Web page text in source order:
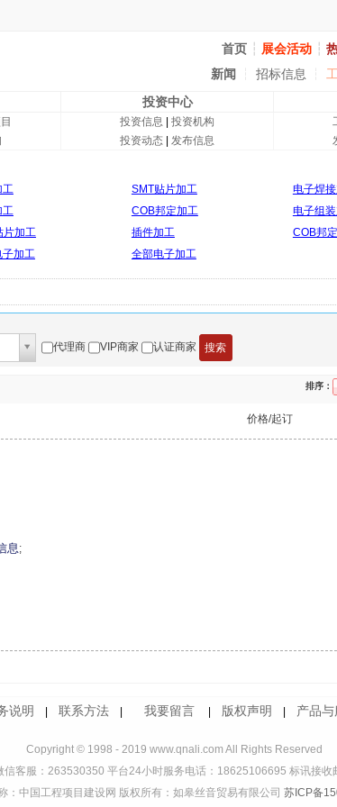
首页 ┆ 展会活动 ┆
新闻
招标信息
投资中心
投资信息
投资机构
投资动态
发布信息
工 SMT贴片加工
电子焊
工 COB邦定加工
电子组
片加工 插件加工
COB邦
子加工 全部电子加工
代理商 VIP商家 认证商家
排序：
价格/起订
息;
说明 联系方法| 我要留言 版权声明 产品与
Copyright © 1998 - 2019 www.qnali.com All Rights Reserved
客服：263530350 平台24小时服务电话：18625106695 标讯接收
：中国工程项目建设网 版权所有：如皋丝音贸易有限公司 苏ICP备